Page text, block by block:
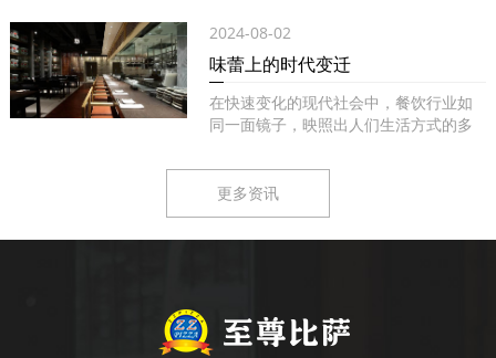
2024-08-02
味蕾上的时代变迁
在快速变化的现代社会中，餐饮行业如
同一面镜子，映照出人们生活方式的多
更多资讯